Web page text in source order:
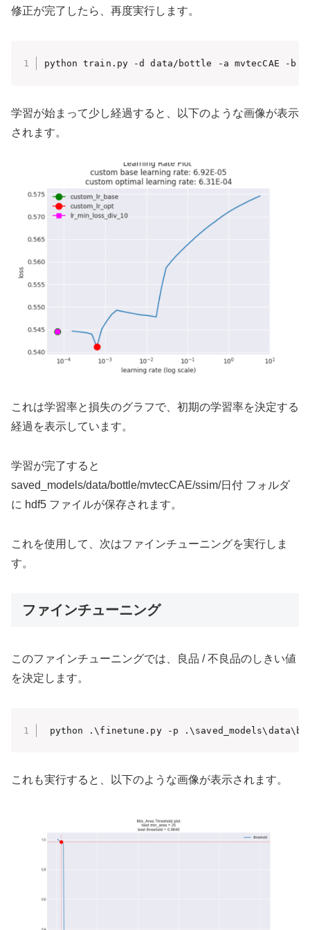
修正が完了したら、再度実行します。
python train.py -d data/bottle -a mvtecCAE -b
学習が始まって少し経過すると、以下のような画像が表示
されます。
これは学習率と損失のグラフで、初期の学習率を決定する
経過を表示しています。
学習が完了すると
saved_models/data/bottle/mvtecCAE/ssim/日付 フォルダ
に hdf5 ファイルが保存されます。
これを使用して、次はファインチューニングを実行しま
す。
ファインチューニング
このファインチューニングでは、良品 / 不良品のしきい値
を決定します。
python .\finetune.py -p
これも実行すると、以下のような画像が表示されます。